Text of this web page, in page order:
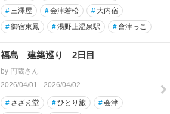
#三澤屋 #会津若松 # 大内宿
#御宿東鳳 #湯野上温泉駅 #會津っこ
福島 建築巡り 2日目
by 円蔵さん
2026/04/01 - 2026/04/02
# さざえ堂 #ひとり旅 #会津